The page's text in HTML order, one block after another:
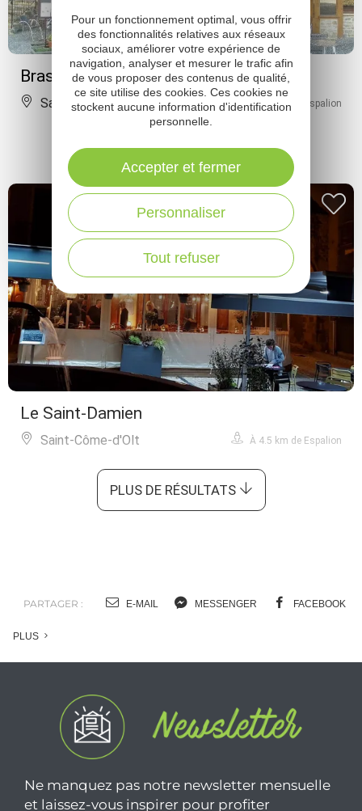
Brasserie du Théron
Saint-Côme-d'Olt À 4 km de Espalion
Le Saint-Damien
Saint-Côme-d'Olt À 4.5 km de Espalion
PLUS DE RÉSULTATS
PARTAGER : E-MAIL MESSENGER FACEBOOK
PLUS
Ne manquez pas notre newsletter mensuelle
et laissez-vous inspirer pour profiter
Pour un fonctionnement optimal, vous offrir
des fonctionnalités relatives aux réseaux
sociaux, améliorer votre expérience de
navigation, analyser et mesurer le trafic afin
de vous proposer des contenus de qualité,
ce site utilise des cookies. Ces cookies ne
stockent aucune information d'identification
personnelle.
Tout refuser
Personnaliser
Accepter et fermer